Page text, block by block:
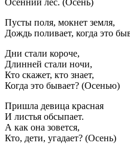
Пусты поля, мокнет земля,
Дождь поливает, когда это
Дни стали короче,
Длинней стали ночи,
Кто скажет, кто знает,
Когда это бывает? (Осенью)
Пришла девица красная
И листья обсыпает.
А как она зовется,
Кто, дети, угадает? (Осень)